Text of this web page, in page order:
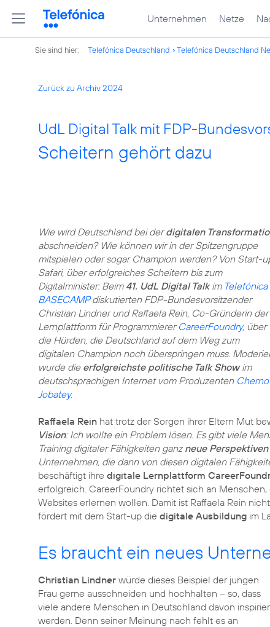
Unternehmen Netze
Sie sind hier: Telefónica Deutschland Telefónica Deutschland
Zurück zu Archiv 2024
UdL Digital Talk mit FDP-
Scheitern gehört dazu
Wie wird Deutschland bei derdigitalen
abschneiden? Wie können wir in der Spitzengruppe
mitspielen oder sogar Champion werden? Von Start-
Safari, über erfolgreiches Scheitern bis zum
Digitalminister: Beim 41. UdL Digital Talkim Telefónica
BASECAMPdiskutierten FDP-Bundesvorsitzender
Christian Lindner und Raffaela Rein, Co-Gründerin der
Lernplattform für Programmierer CareerFoundry, über
die Hürden, die Deutschland auf dem Weg zum
digitalen Champion noch überspringen muss.
wurde die erfolgreichste politische Talk Showim
deutschsprachigen Internet vom Produzenten Cherno
Jobatey.
Raffaela Rein hat trotz der Sorgen ihrer Eltern Mut
Vision: Ich wollte ein Problem lösen. Es gibt viele
Training digitaler Fähigkeiten ganz neue Perspektiven
Unternehmen, die dann von diesen digitalen
beschäftigt ihre digitale Lernplattform
erfolgreich. CareerFoundry richtet sich an
Websites erlernen wollen. Damit ist Raffaela Rein
fördert mit dem Start-up die digitale Ausbildung im
Es braucht ein neues
Christian Lindner würde dieses Beispiel der jungen
Frau gerne ausschneiden und hochhalten – so, dass
viele andere Menschen in Deutschland davon
werden. Denn seiner Meinung nach fehlt es an